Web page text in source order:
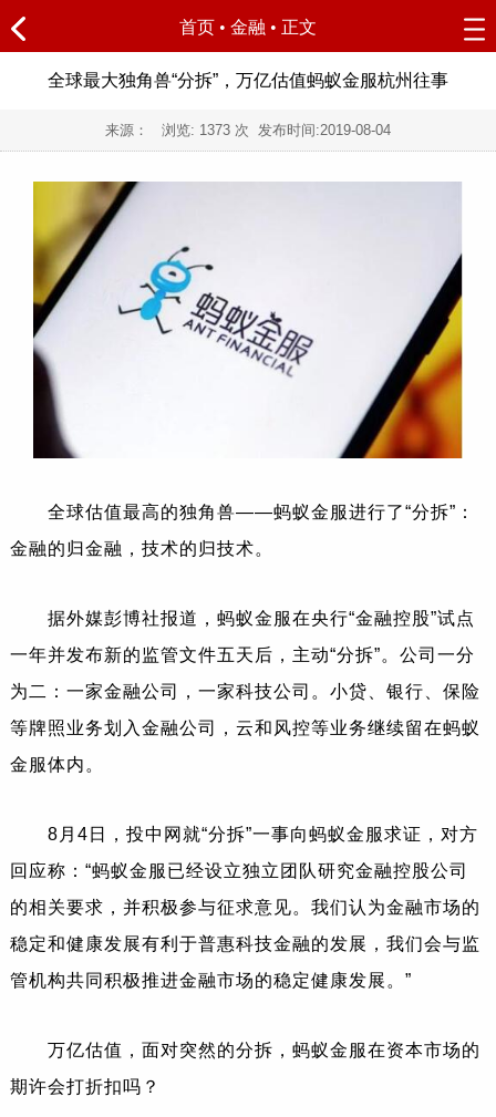
首页 • 金融 • 正文
全球最大独角兽“分拆”，万亿估值蚂蚁金服杭州往事
来源： 浏览: 1373 次 发布时间:2019-08-04
全球估值最高的独角兽——蚂蚁金服进行了“分拆”：
金融的归金融，技术的归技术。
据外媒彭博社报道，蚂蚁金服在央行“金融控股”试点
一年并发布新的监管文件五天后，主动“分拆”。公司一分
为二：一家金融公司，一家科技公司。小贷、银行、保险
等牌照业务划入金融公司，云和风控等业务继续留在蚂蚁
金服体内。
8月4日，投中网就“分拆”一事向蚂蚁金服求证，对方
回应称：“蚂蚁金服已经设立独立团队研究金融控股公司
的相关要求，并积极参与征求意见。我们认为金融市场的
稳定和健康发展有利于普惠科技金融的发展，我们会与监
管机构共同积极推进金融市场的稳定健康发展。”
万亿估值，面对突然的分拆，蚂蚁金服在资本市场的
期许会打折扣吗？